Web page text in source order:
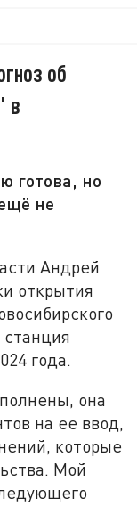
об
в
готова, но
не
Андрей
открытия
года.
она
на ее ввод,
которые
Мой